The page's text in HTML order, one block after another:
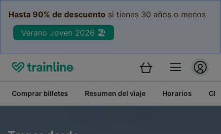
Hasta 90% de descuento si tienes 30 años o menos
Verano Joven 2026 🏖️
Comprar billetes Resumen del viaje Horarios